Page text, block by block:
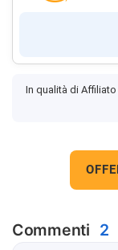
In qualità di
Commenti 2